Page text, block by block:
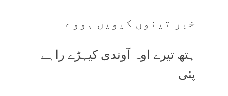
خبر تینوں کیویں ہووے
ہتھ تیرے اوہ آوندی کیہڑے راہے
پئی